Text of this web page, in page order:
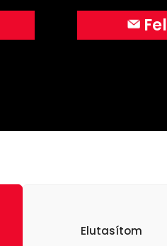
Elutasítom
amely elkötelezett az Ideas
összehozzák az